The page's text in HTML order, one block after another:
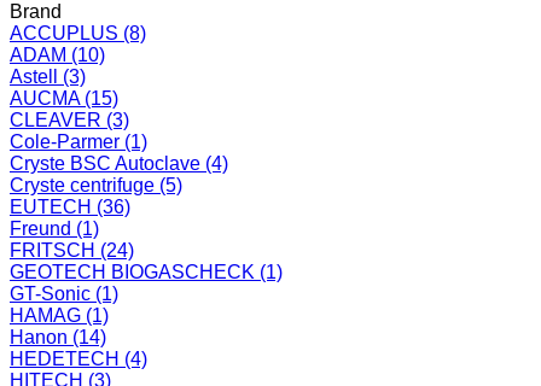
Brand
ACCUPLUS (8)
ADAM (10)
Astell (3)
AUCMA (15)
CLEAVER (3)
Cole-Parmer (1)
Cryste BSC Autoclave (4)
Cryste centrifuge (5)
EUTECH (36)
Freund (1)
FRITSCH (24)
GEOTECH BIOGASCHECK (1)
GT-Sonic (1)
HAMAG (1)
Hanon (14)
HEDETECH (4)
HITECH (3)